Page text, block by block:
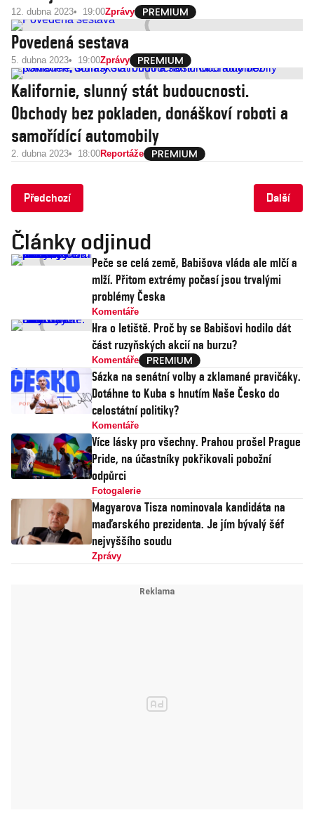
12. dubna 2023 19:00Zprávy
Povedená sestava
5. dubna 2023 19:00Zprávy
Kalifornie, slunný stát budoucnosti.
Obchody bez pokladen, donáškoví roboti a
samořídící automobily
2. dubna 2023 18:00Reportáže
Předchozí Další
Články odjinud
Peče se celá země, Babišova vláda ale mlčí a
mlží. Přitom extrémy počasí jsou trvalými
problémy Česka
Komentáře
Hra o letiště. Proč by se Babišovi hodilo dát
část ruzyňských akcií na burzu?
Komentáře
Sázka na senátní volby a zklamané pravičáky.
Dotáhne to Kuba s hnutím Naše Česko do
celostátní politiky?
Komentáře
Více lásky pro všechny. Prahou prošel Prague
Pride, na účastníky pokřikovali pobožní
odpůrci
Fotogalerie
Magyarova Tisza nominovala kandidáta na
maďarského prezidenta. Je jím bývalý šéf
nejvyššího soudu
Zprávy